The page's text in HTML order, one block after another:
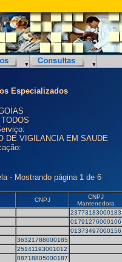
Especializados
DE VIGILANCIA EM SAUDE
- Mostrando página 1 de 6
CNPJ
CNPJ
Mantenedora
23773183000183
01791276000106
01373497000156
36321788000185
25141193001012
08718805000187